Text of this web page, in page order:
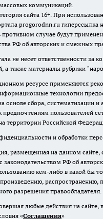
коммуникаций.
сайта 16+. При
progorodnn.ru гиперссылка
противном случае будут
РФ об авторских и смежных
не несет ответственности за
а также материалы рубрики
ресурсе применяются
технологии
основе сбора, систематизации и
предпочтениям пользователей
территории Российской
и обработки
размещенная на данном сайте,
законодательством РФ об
кем-либо в какой бы
распространению,
разрешения правообладателя.
любые действия на сайте,
«Cоглашения»